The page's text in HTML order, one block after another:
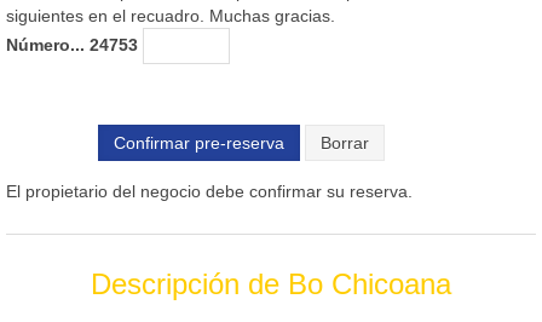
siguientes en el recuadro. Muchas gracias.
Número... 24753
Confirmar pre-reserva
El propietario del negocio debe confirmar su reserva.
Descripción de Bo Chicoana